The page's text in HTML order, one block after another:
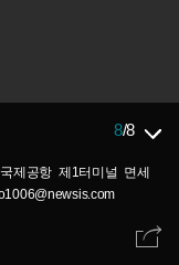
8/8
제공항 제1터미널 면세